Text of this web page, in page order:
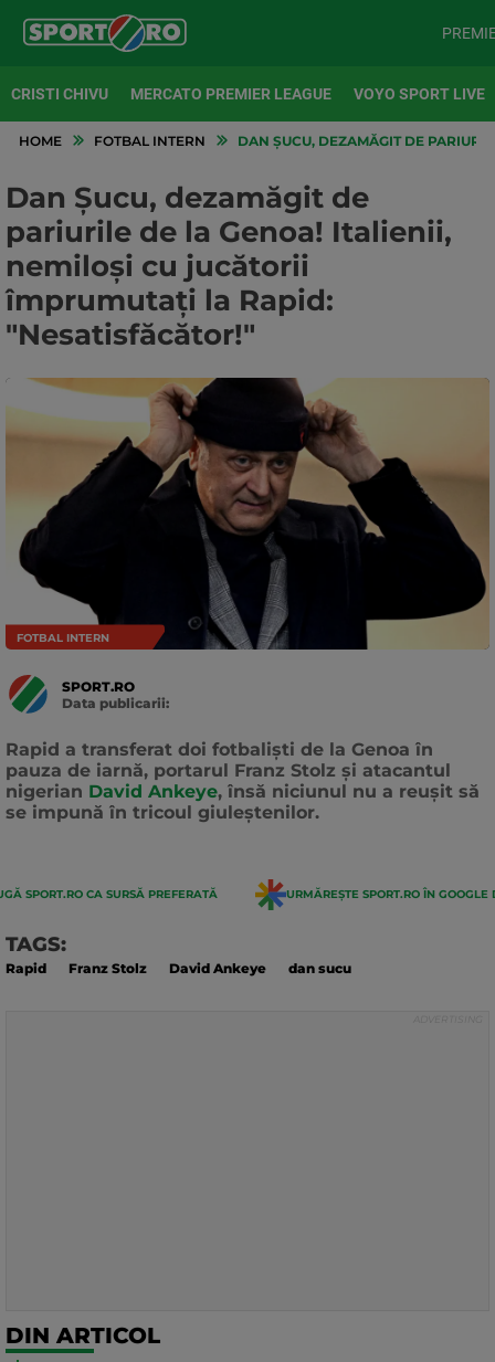
CRISTI CHIVU MERCATO PREMIER LEAGUE VOYO SPORT LIVE
HOME FOTBAL INTERN DAN ȘUCU, DEZAMĂGIT DE
Dan Șucu, dezamăgit de
pariurile de la Genoa! Italienii,
nemiloși cu jucătorii
împrumutați la Rapid:
"Nesatisfăcător!"
FOTBAL INTERN
SPORT.RO
Data publicarii:
Rapid a transferat doi fotbaliști de la Genoa în
pauza de iarnă, portarul Franz Stolz și atacantul
nigerian David Ankeye, însă niciunul nu a reușit să
se impună în tricoul giuleștenilor.
SPORT.RO CA SURSĂ PREFERATĂ URMĂREȘTE SPORT.RO ÎN GOOGLE
TAGS:
Rapid Franz Stolz David Ankeye dan sucu
DIN ARTICOL